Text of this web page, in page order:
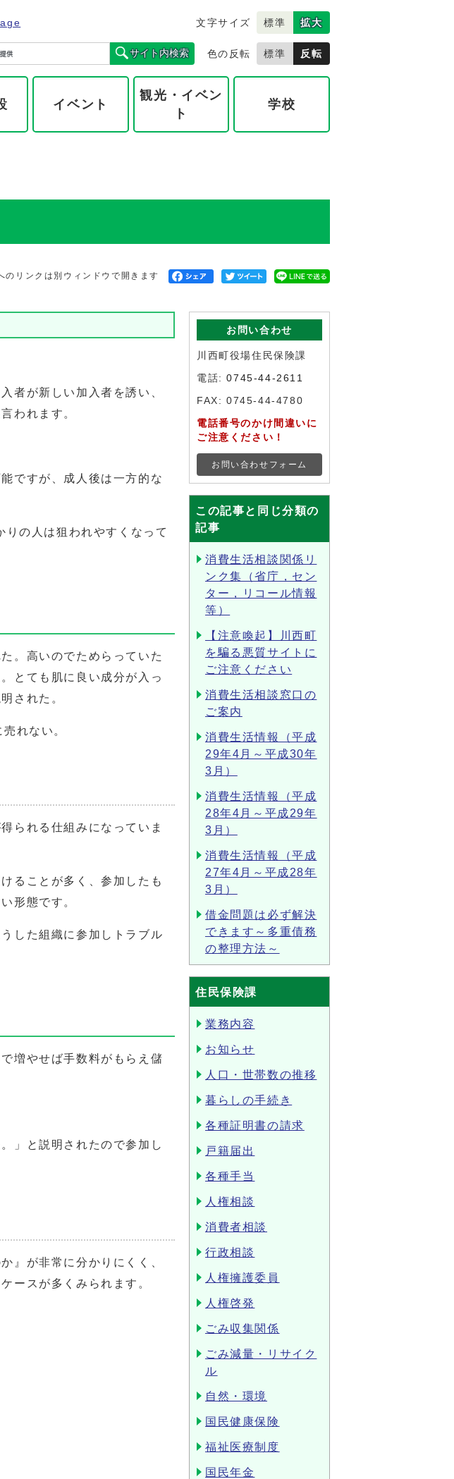
文字サイズ 標準 拡大
サイト内検索 色の反転 標準 反転
イベント
観光・イベン
ト
学校
のリンクは別ウィンドウで開きます
者が新しい加入者を誘い、
われます。
ですが、成人後は一方的な
の人は狙われやすくなって
。高いのでためらっていた
とても肌に良い成分が入っ
された。
れない。
られる仕組みになっていま
ることが多く、参加したも
形態です。
した組織に参加しトラブル
増やせば手数料がもらえ儲
」と説明されたので参加し
』が非常に分かりにくく、
ースが多くみられます。
お問い合わせ
川西町役場住民保険課
電話:0745-44-2611
FAX: 0745-44-4780
電話番号のかけ間違いに
ご注意ください！
お問い合わせフォーム
この記事と同じ分類の
記事
消費生活相談関係リ
ンク集（省庁，セン
ター，リコール情報
等）
【注意喚起】川西町
を騙る悪質サイトに
ご注意ください
消費生活相談窓口の
ご案内
消費生活情報（平成
29年4月～平成30年
3月）
消費生活情報（平成
28年4月～平成29年
3月）
消費生活情報（平成
27年4月～平成28年
3月）
借金問題は必ず解決
できます～多重債務
の整理方法～
住民保険課
業務内容
お知らせ
人口・世帯数の推移
暮らしの手続き
各種証明書の請求
戸籍届出
各種手当
人権相談
消費者相談
行政相談
人権擁護委員
人権啓発
ごみ収集関係
ごみ減量・リサイク
ル
自然・環境
国民健康保険
福祉医療制度
国民年金